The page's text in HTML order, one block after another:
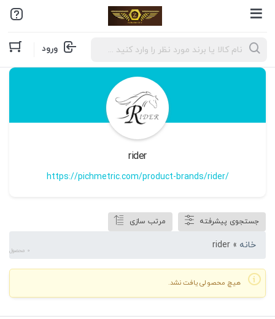
Products
search ورود
rider
https://pichmetric.com/product-brands/rider/
جستجوی پیشرفته مرتب سازی
خانه »
rider 0 محصول
هیچ محصولی یافت نشد.